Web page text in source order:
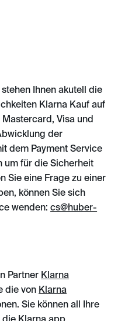
Ihnen akutell die
Klarna Kauf auf
Visa und
der
dem Payment Service
um für die Sicherheit
Sie eine Frage zu einer
können Sie sich
wenden:cs@huber-
Partner Klarna
die von Klarna
Sie können all Ihre
die Klarna app